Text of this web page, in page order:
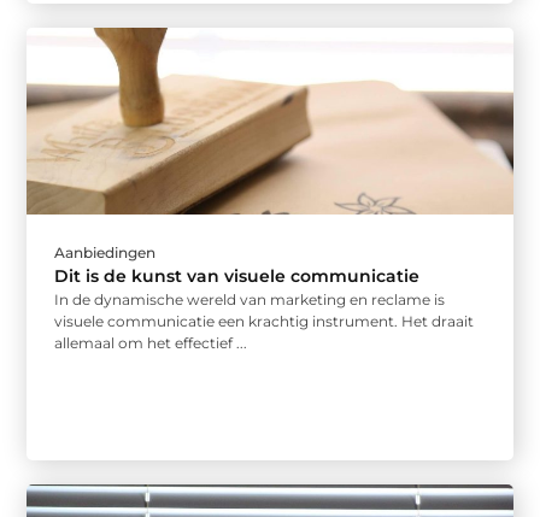
Aanbiedingen
Dit is de kunst van visuele communicatie
In de dynamische wereld van marketing en reclame is
visuele communicatie een krachtig instrument. Het draait
allemaal om het effectief ...